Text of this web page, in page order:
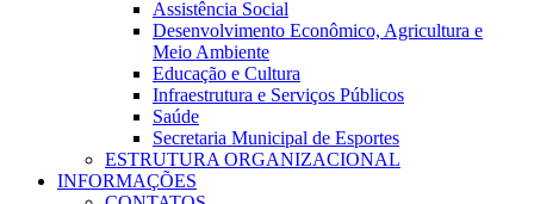
Assistência Social
Desenvolvimento Econômico, Agricultura e
Meio Ambiente
Educação e Cultura
Infraestrutura e Serviços Públicos
Saúde
Secretaria Municipal de Esportes
ESTRUTURA ORGANIZACIONAL
INFORMAÇÕES